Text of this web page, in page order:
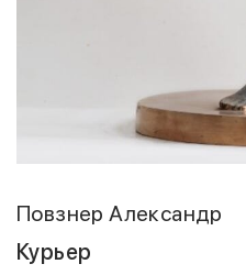
Повзнер Александр
Курьер